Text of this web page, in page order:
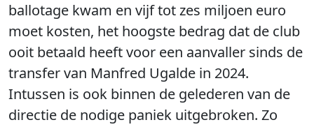
ballotage kwam en vijf tot zes miljoen euro
moet kosten, het hoogste bedrag dat de club
ooit betaald heeft voor een aanvaller sinds de
transfer van Manfred Ugalde in 2024.
Intussen is ook binnen de gelederen van de
directie de nodige paniek uitgebroken. Zo